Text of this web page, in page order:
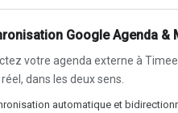
Google Agenda &
votre agenda externe à
dans les deux sens.
automatique et